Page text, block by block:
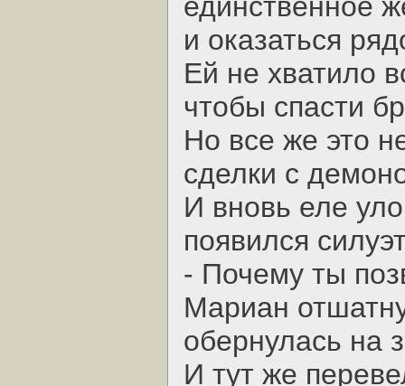
и оказаться
Ей не хватило
чтобы спасти
Но все же это
сделки с
И вновь еле
появился
- Почему ты
Мариан
обернулась на
И тут же